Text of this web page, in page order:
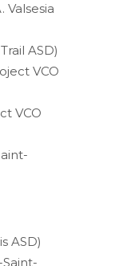
Valsesia
ASD)
VCO
VCO
ASD)